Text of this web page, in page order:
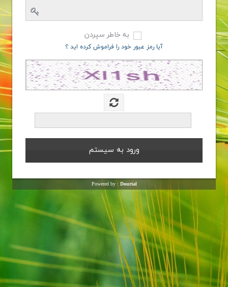
به خاطر سپردن
آیا رمز عبور خود را فراموش کرده اید ؟
Powered by : Dourtal